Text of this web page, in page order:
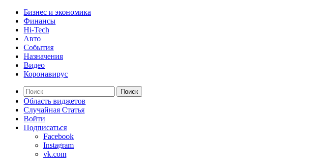
Бизнес и экономика
Финансы
Hi-Tech
Авто
События
Назначения
Видео
Коронавирус
Поиск
Область виджетов
Случайная Статья
Войти
Подписаться
Facebook
Instagram
vk.com